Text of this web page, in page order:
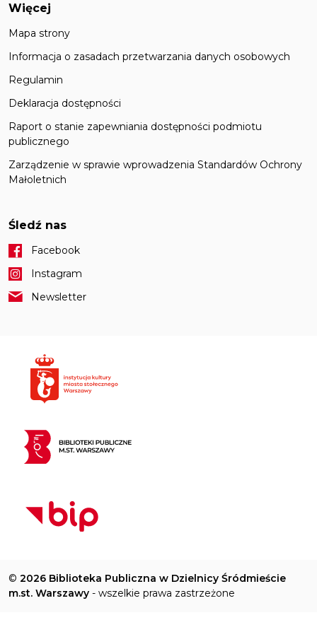
Więcej
Mapa strony
Informacja o zasadach przetwarzania danych osobowych
Regulamin
Deklaracja dostępności
Raport o stanie zapewniania dostępności podmiotu
publicznego
Zarządzenie w sprawie wprowadzenia Standardów Ochrony
Małoletnich
Śledź nas
Facebook
Instagram
Newsletter
© 2026 Biblioteka Publiczna w Dzielnicy Śródmieście
m.st. Warszawy - wszelkie prawa zastrzeżone